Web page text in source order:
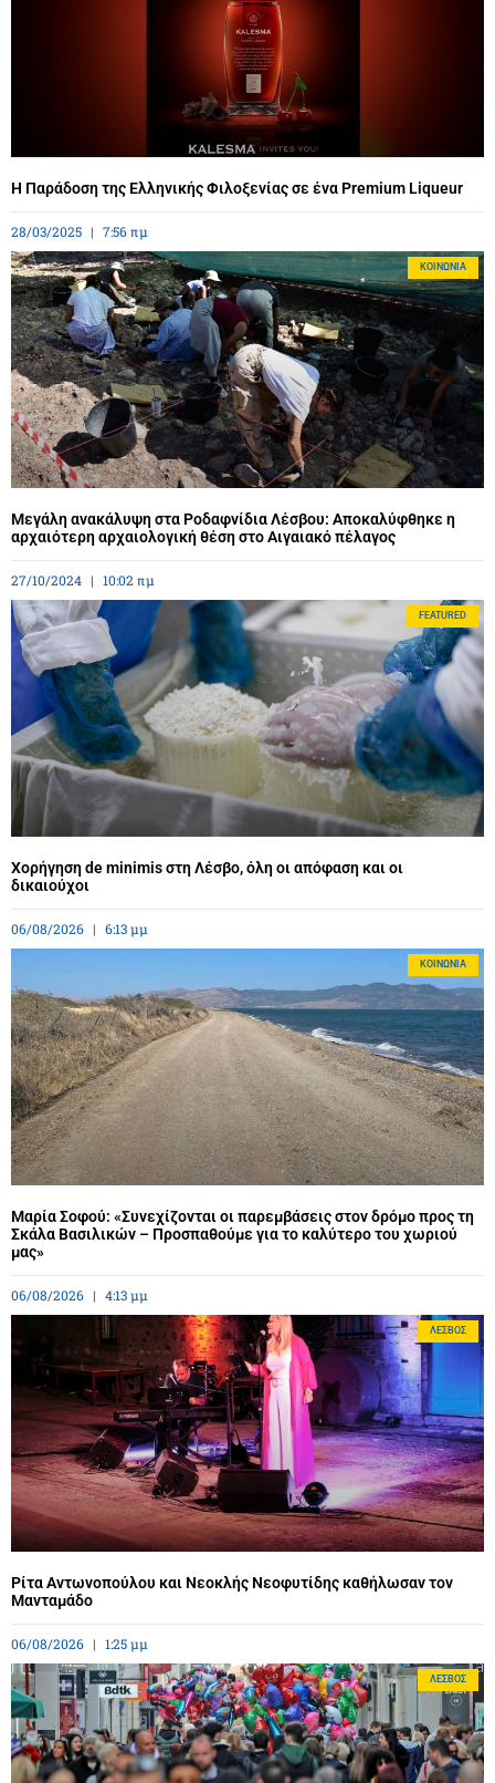
Η Παράδοση της Ελληνικής Φιλοξενίας σε ένα Premium Liqueur
28/03/2025 7:56 πμ
ΚΟΙΝΩΝΊΑ
Μεγάλη ανακάλυψη στα Ροδαφνίδια Λέσβου: Αποκαλύφθηκε η
αρχαιότερη αρχαιολογική θέση στο Αιγαιακό πέλαγος
27/10/2024 10:02 πμ
FEATURED
Χορήγηση de minimis στη Λέσβο, όλη οι απόφαση και οι
δικαιούχοι
06/08/2026 6:13 μμ
ΚΟΙΝΩΝΊΑ
Μαρία Σοφού: «Συνεχίζονται οι παρεμβάσεις στον δρόμο προς τη
Σκάλα Βασιλικών – Προσπαθούμε για το καλύτερο του χωριού
μας»
06/08/2026 4:13 μμ
ΛΈΣΒΟΣ
Ρίτα Αντωνοπούλου και Νεοκλής Νεοφυτίδης καθήλωσαν τον
Μανταμάδο
06/08/2026 1:25 μμ
ΛΈΣΒΟΣ